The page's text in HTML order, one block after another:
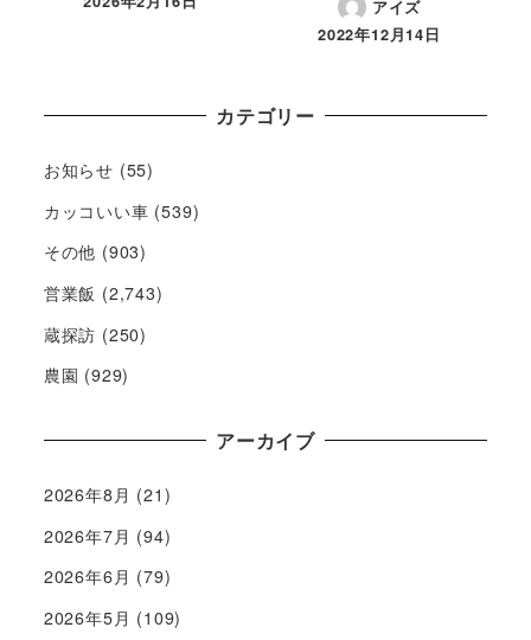
アイズ
2022年12月14日
カテゴリー
お知らせ (55)
カッコいい車 (539)
その他 (903)
営業飯 (2,743)
蔵探訪 (250)
農園 (929)
アーカイブ
2026年8月 (21)
2026年7月 (94)
2026年6月 (79)
2026年5月 (109)